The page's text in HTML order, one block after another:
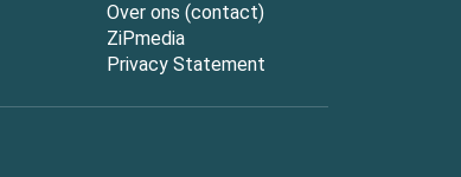
Over ons (contact)
ZiPmedia
Privacy Statement